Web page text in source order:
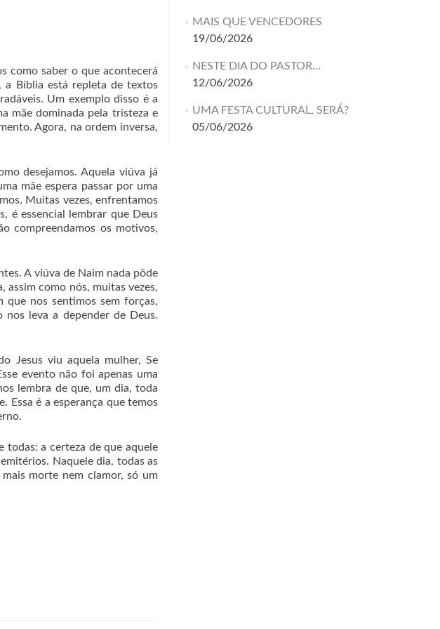
como saber o que acontecerá
a Bíblia está repleta de textos
Um exemplo disso é a
mãe dominada pela tristeza e
Agora, na ordem inversa,
desejamos. Aquela viúva já
mãe espera passar por uma
Muitas vezes, enfrentamos
é essencial lembrar que Deus
compreendamos os motivos,
A viúva de Naim nada pôde
assim como nós, muitas vezes,
que nos sentimos sem forças,
nos leva a depender de Deus.
Jesus viu aquela mulher, Se
evento não foi apenas uma
lembra de que, um dia, toda
Essa é a esperança que temos
todas: a certeza de que aquele
Naquele dia, todas as
morte nem clamor, só um
MAIS QUE VENCEDORES
19/06/2026
NESTE DIA DO PASTOR…
12/06/2026
UMA FESTA CULTURAL, SERÁ?
05/06/2026